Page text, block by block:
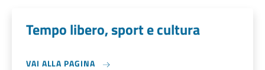
Tempo libero, sport e cultura
VAI ALLA PAGINA